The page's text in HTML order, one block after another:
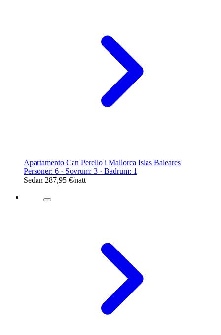
Apartamento Can Perello i Mallorca Islas Baleares
Personer: 6 · Sovrum: 3 · Badrum: 1
Sedan 287,95 €/natt